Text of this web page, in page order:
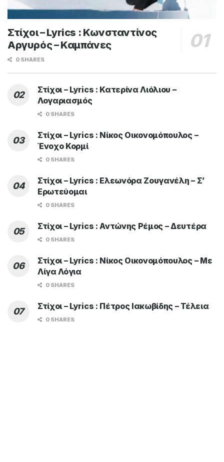
Στίχοι – Lyrics : Κωνσταντίνος
Αργυρός – Καμπάνες
0 SHARES
Στίχοι – Lyrics : Κατερίνα Λιόλιου –
Λογαριασμός
0 SHARES
Στίχοι – Lyrics : Νίκος Οικονομόπουλος –
Ένοχο Κορμί
0 SHARES
Στίχοι – Lyrics : Ελεωνόρα Ζουγανέλη – Σ’
Ερωτεύομαι
0 SHARES
Στίχοι – Lyrics : Αντώνης Ρέμος – Δευτέρα
0 SHARES
Στίχοι – Lyrics : Νίκος Οικονομόπουλος – Με
Λίγα Λόγια
0 SHARES
Στίχοι – Lyrics : Πέτρος Ιακωβίδης – Τέλεια
0 SHARES